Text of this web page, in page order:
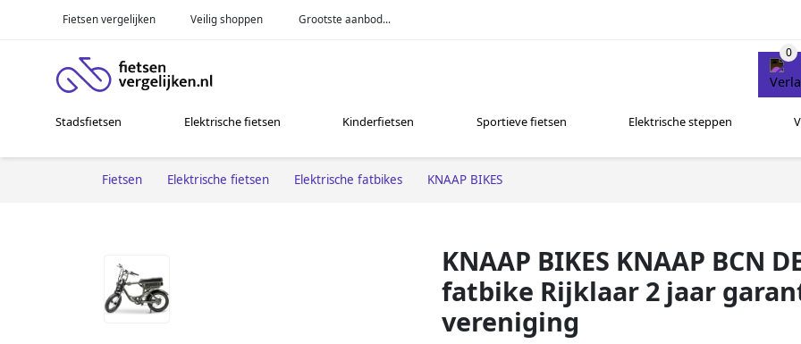
Fietsen vergelijken Veilig shoppen Grootste aanbod...
Stadsfietsen Elektrische fietsen Kinderfietsen Sportieve fietsen Elektrische steppen
Fietsen Elektrische fietsen Elektrische fatbikes KNAAP BIKES
KNAAP BIKES KNAAP BCN
fatbike Rijklaar 2 jaar
vereniging